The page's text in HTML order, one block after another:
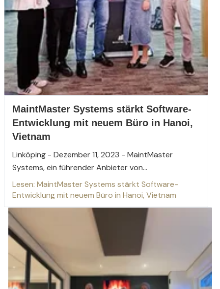
MaintMaster Systems stärkt Software-
Entwicklung mit neuem Büro in Hanoi,
Vietnam
Linköping - Dezember 11, 2023 - MaintMaster
Systems, ein führender Anbieter von...
Lesen: MaintMaster Systems stärkt Software-
Entwicklung mit neuem Büro in Hanoi, Vietnam